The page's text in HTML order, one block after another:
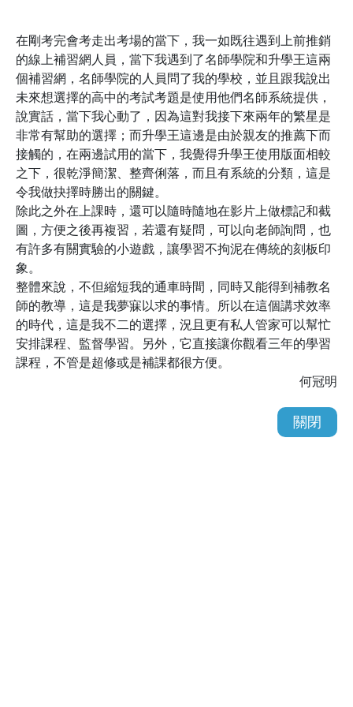
在剛考完會考走出考場的當下，我一如既往遇到上前推銷
的線上補習網人員，當下我遇到了名師學院和升學王這兩
個補習網，名師學院的人員問了我的學校，並且跟我說出
未來想選擇的高中的考試考題是使用他們名師系統提供，
說實話，當下我心動了，因為這對我接下來兩年的繁星是
非常有幫助的選擇；而升學王這邊是由於親友的推薦下而
接觸的，在兩邊試用的當下，我覺得升學王使用版面相較
之下，很乾淨簡潔、整齊俐落，而且有系統的分類，這是
令我做抉擇時勝出的關鍵。
除此之外在上課時，還可以隨時隨地在影片上做標記和截
圖，方便之後再複習，若還有疑問，可以向老師詢問，也
有許多有關實驗的小遊戲，讓學習不拘泥在傳統的刻板印
象。
整體來說，不但縮短我的通車時間，同時又能得到補教名
師的教導，這是我夢寐以求的事情。所以在這個講求效率
的時代，這是我不二的選擇，況且更有私人管家可以幫忙
安排課程、監督學習。另外，它直接讓你觀看三年的學習
課程，不管是超修或是補課都很方便。
何冠明
關閉